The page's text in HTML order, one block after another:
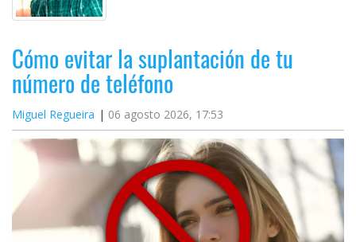
Cómo evitar la suplantación de tu
número de teléfono
Miguel Regueira 06 agosto 2026, 17:53